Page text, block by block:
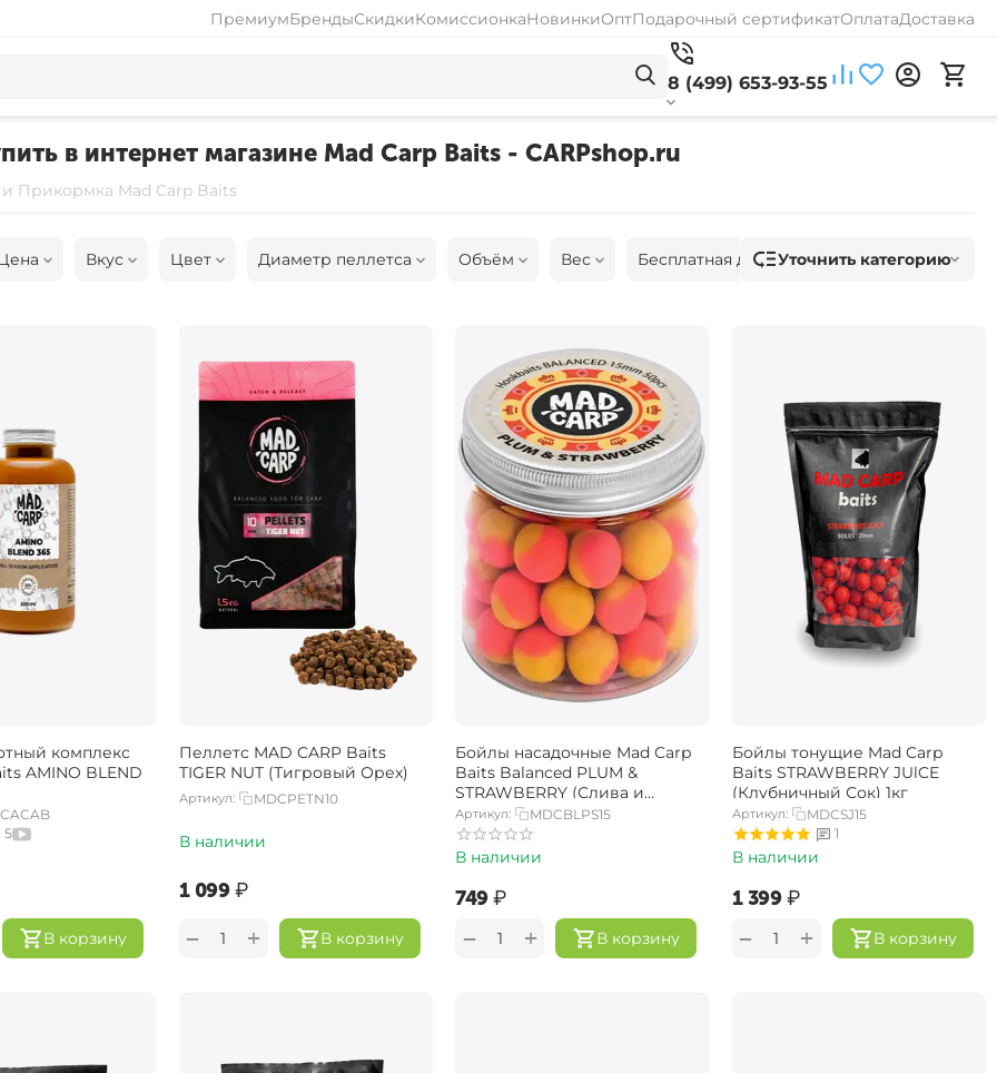
ПремиумБрендыСкидкиКомиссионкаНовинкиОптПодарочный сертификатОплатаДоставка
8 (499) 653-93-55
в интернет магазине Mad Carp Baits - CARPshop.ru
Прикормка Mad Carp Baits
Вкус Цвет Диаметр пеллетса Объём Вес Бесплатная доставка Наличие
Уточнить категорию
комплекс
AMINO BLEND
5
В корзину
Пеллетс MAD CARP Baits
TIGER NUT (Тигровый Орех)
Артикул: MDCPETN10
В наличии
‍1 099‍₽
В корзину
+
−
Бойлы насадочные Mad Carp
Baits Balanced PLUM &
STRAWBERRY (Слива и
Клубника) 15мм
Артикул: MDCBLPS15
В наличии
‍749‍₽
В корзину
+
−
Бойлы тонущие Mad Carp
Baits STRAWBERRY JUlCE
(Клубничный Сок) 1кг
Артикул:
MDCSJ15
1
В наличии
‍1 399‍₽
В корзину
+
−